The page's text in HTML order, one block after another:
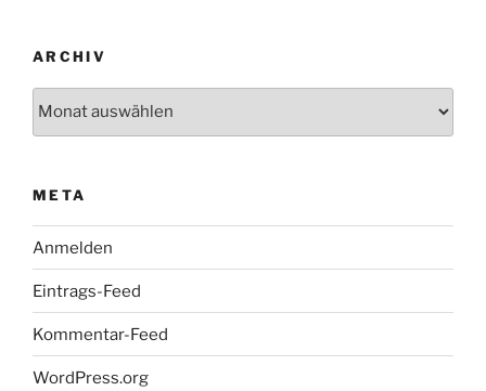
ARCHIV
META
Anmelden
Eintrags-Feed
Kommentar-Feed
WordPress.org